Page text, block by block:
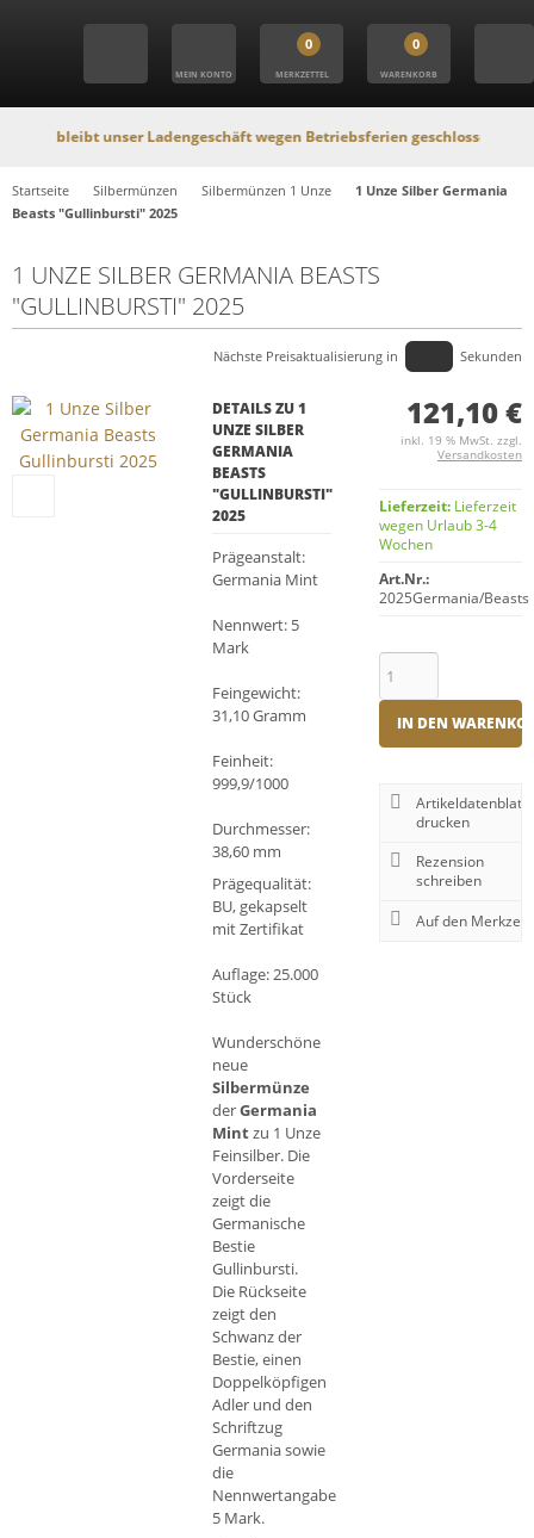
MEIN KONTO
0
MERKZETTEL
0
WARENKORB
unser Ladengeschäft wegen Betriebsferien geschlossen. In dieser
Startseite Silbermünzen Silbermünzen 1 Unze
1 Unze Silber Germania
Beasts "Gullinbursti" 2025
1 UNZE SILBER GERMANIA BEASTS
"GULLINBURSTI" 2025
Nächste Preisaktualisierung in Sekunden
DETAILS ZU 1
UNZE SILBER
GERMANIA
BEASTS
"GULLINBURSTI"
2025
Prägeanstalt:
Germania Mint
Nennwert: 5
Mark
Feingewicht:
31,10 Gramm
Feinheit:
999,9/1000
Durchmesser:
38,60 mm
Prägequalität:
BU, gekapselt
mit Zertifikat
Auflage: 25.000
Stück
Wunderschöne
neue
Silbermünze
derGermania
Mintzu 1 Unze
Feinsilber. Die
Vorderseite
zeigt die
Germanische
Bestie
Gullinbursti.
Die Rückseite
zeigt den
Schwanz der
Bestie, einen
Doppelköpfigen
Adler und den
Schriftzug
Germania sowie
die
Nennwertangabe
5 Mark.
121,10 €
inkl. 19 % MwSt. zzgl.
Versandkosten
Lieferzeit: Lieferzeit
wegen Urlaub 3-4
Wochen
Art.Nr.:
2025Germania/Beasts
IN DEN
Artikeldatenblatt
drucken
Rezension
schreiben